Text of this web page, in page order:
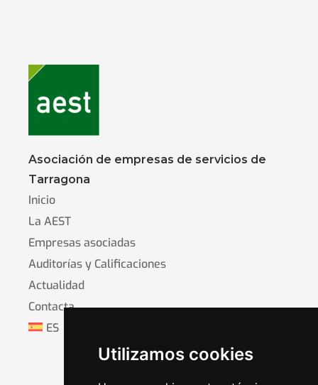
Utilizamos cookies
Asociación de empresas de servicios de
Tarragona
Inicio
La AEST
Empresas asociadas
Auditorías y Calificaciones
Actualidad
Contacta
ES